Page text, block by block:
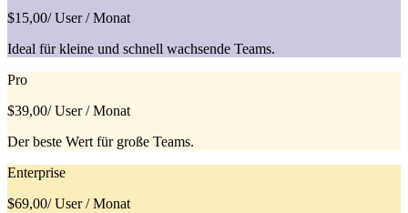
$15,00/ User / Monat
Ideal für kleine und schnell wachsende Teams.
Pro
$39,00/ User / Monat
Der beste Wert für große Teams.
Enterprise
$69,00/ User / Monat